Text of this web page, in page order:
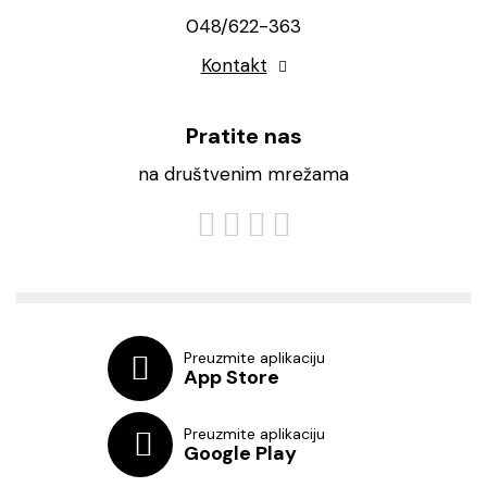
048/622-363
Kontakt
Pratite nas
na društvenim mrežama
Preuzmite aplikaciju
App Store
Preuzmite aplikaciju
Google Play